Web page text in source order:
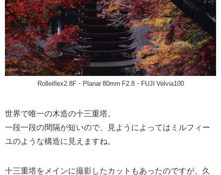
Rolleiflex2.8F・Planar 80mm F2.8・FUJI Velvia100
世界で唯一の木造の十三重塔。
一段一段の間隔が短いので、見ようによってはミルフィー
ユのような構造に見えますね。
十三重塔をメインに撮影したカットもあったのですが、久